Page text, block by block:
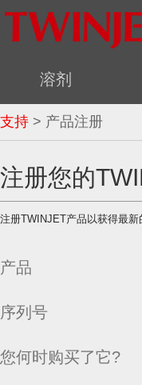
溶剂
支持 > 产品注册
注册您的
注册TWINJET产品以获得最新
产品
序列号
您何时购买了它?